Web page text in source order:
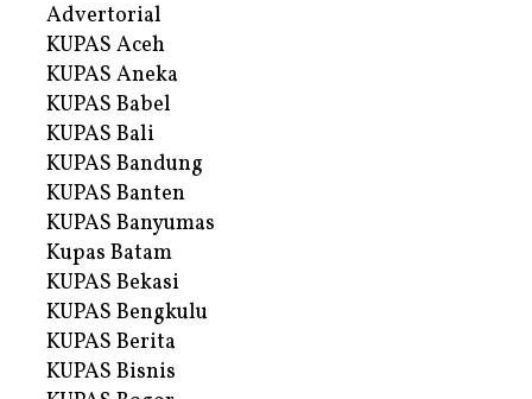
Advertorial
KUPAS Aceh
KUPAS Aneka
KUPAS Babel
KUPAS Bali
KUPAS Bandung
KUPAS Banten
KUPAS Banyumas
Kupas Batam
KUPAS Bekasi
KUPAS Bengkulu
KUPAS Berita
KUPAS Bisnis